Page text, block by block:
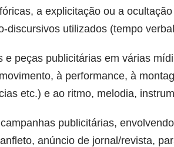
a explicitação ou a
utilizados (tempo
e peças publicitárias em várias
à performance, à
etc.) e ao ritmo, melodia,
publicitárias,
anúncio de jornal/revista,